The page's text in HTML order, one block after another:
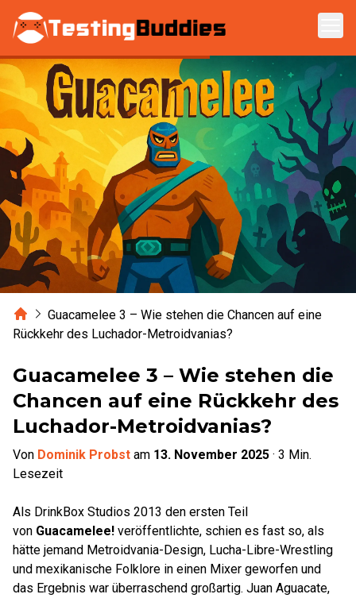
Zum Hauptinhalt springen
HomeGuacamelee 3 – Wie stehen die Chancen auf eine
Rückkehr des Luchador-Metroidvanias?
Guacamelee 3 – Wie stehen die
Chancen auf eine Rückkehr des
Luchador-Metroidvanias?
Von Dominik Probst am 13. November 2025 · 3 Min.
Lesezeit
Als DrinkBox Studios 2013 den ersten Teil
von Guacamelee! veröffentlichte, schien es fast so, als
hätte jemand Metroidvania-Design, Lucha-Libre-Wrestling
und mexikanische Folklore in einen Mixer geworfen und
das Ergebnis war überraschend großartig. Juan Aguacate,